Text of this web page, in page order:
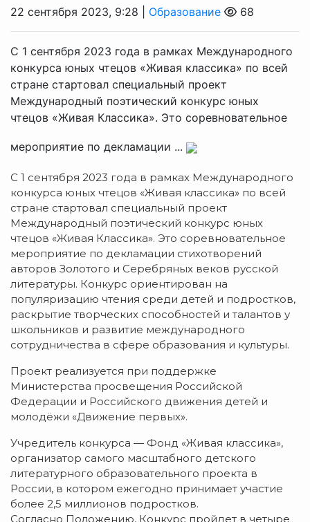
22 сентября 2023, 9:28 | Образование 68
С 1 сентября 2023 года в рамках Международного
конкурса юных чтецов «Живая классика» по всей
стране стартовал специальный проект
Международный поэтический конкурс юных
чтецов «Живая Классика». Это соревновательное
мероприятие по декламации ...
С 1 сентября 2023 года в рамках Международного
конкурса юных чтецов «Живая классика» по всей
стране стартовал специальный проект
Международный поэтический конкурс юных
чтецов «Живая Классика». Это соревновательное
мероприятие по декламации стихотворений
авторов Золотого и Серебряных веков русской
литературы. Конкурс ориентирован на
популяризацию чтения среди детей и подростков,
раскрытие творческих способностей и талантов у
школьников и развитие международного
сотрудничества в сфере образования и культуры.
Проект реализуется при поддержке
Министерства просвещения Российской
Федерации и Российского движения детей и
молодёжи «Движение первых».
Учредитель конкурса — Фонд «Живая классика»,
организатор самого масштабного детского
литературного образовательного проекта в
России, в котором ежегодно принимает участие
более 2,5 миллионов подростков.
Согласно Положению, Конкурс пройдет в четыре